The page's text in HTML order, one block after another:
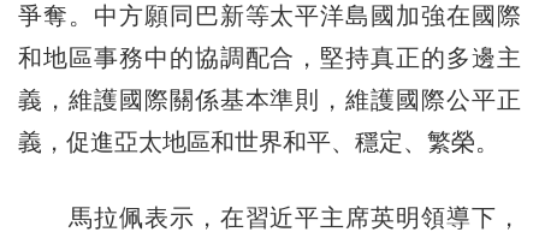
爭奪。中方願同巴新等太平洋島國加強在國際
和地區事務中的協調配合，堅持真正的多邊主
義，維護國際關係基本準則，維護國際公平正
義，促進亞太地區和世界和平、穩定、繁榮。
馬拉佩表示，在習近平主席英明領導下，